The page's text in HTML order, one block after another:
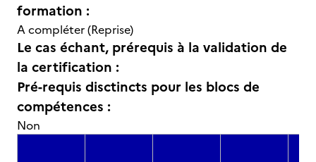
formation :
A compléter (Reprise)
Le cas échant, prérequis à la validation de
la certification :
Pré-requis disctincts pour les blocs de
compétences :
Non